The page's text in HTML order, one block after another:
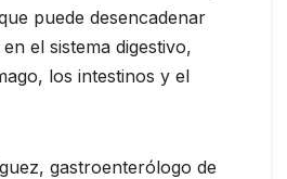
puede desencadenar
el sistema digestivo,
los intestinos y el
gastroenterólogo de